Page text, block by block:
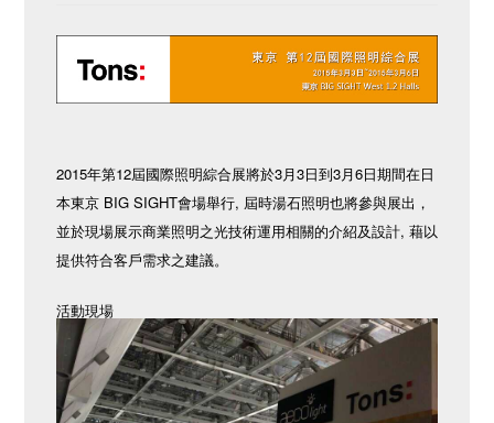
2015年第12屆國際照明綜合展將於3月3日到3月6日期間在日
本東京 BIG SIGHT會場舉行, 屆時湯石照明也將參與展出，
並於現場展示商業照明之光技術運用相關的介紹及設計, 藉以
提供符合客戶需求之建議。
活動現場